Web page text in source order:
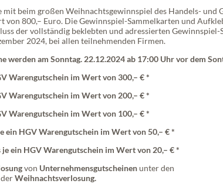
mit beim großen Weihnachtsgewinnspiel des Handels-
von 800,– Euro. Die Gewinnspiel-Sammelkarten und
der vollständig beklebten und adressierten Gewinnspiel-
2024, bei allen teilnehmenden Firmen.
werden am Sonntag. 22.12.2024 ab 17:00 Uhr vor dem
Warengutschein im Wert von 300,– € *
Warengutschein im Wert von 200,– € *
Warengutschein im Wert von 100,– € *
ein HGV Warengutschein im Wert von 50,– € *
je ein HGV Warengutschein im Wert von 20,– € *
von Unternehmensgutscheinenunter den
derWeihnachtsverlosung.